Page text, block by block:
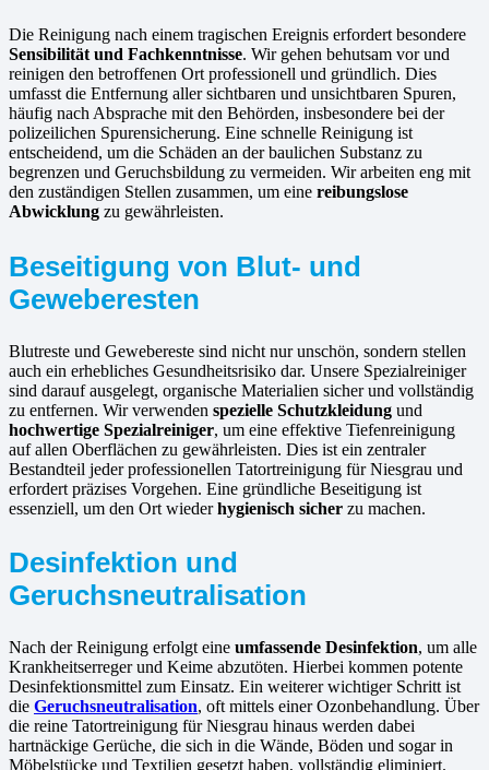
Die Reinigung nach einem tragischen Ereignis erfordert besondere
Sensibilität und Fachkenntnisse. Wir gehen behutsam vor und
reinigen den betroffenen Ort professionell und gründlich. Dies
umfasst die Entfernung aller sichtbaren und unsichtbaren Spuren,
häufig nach Absprache mit den Behörden, insbesondere bei der
polizeilichen Spurensicherung. Eine schnelle Reinigung ist
entscheidend, um die Schäden an der baulichen Substanz zu
begrenzen und Geruchsbildung zu vermeiden. Wir arbeiten eng mit
den zuständigen Stellen zusammen, um eine reibungslose
Abwicklung zu gewährleisten.
Beseitigung von Blut- und
Geweberesten
Blutreste und Gewebereste sind nicht nur unschön, sondern stellen
auch ein erhebliches Gesundheitsrisiko dar. Unsere Spezialreiniger
sind darauf ausgelegt, organische Materialien sicher und vollständig
zu entfernen. Wir verwenden spezielle Schutzkleidung und
hochwertige Spezialreiniger, um eine effektive Tiefenreinigung
auf allen Oberflächen zu gewährleisten. Dies ist ein zentraler
Bestandteil jeder professionellen Tatortreinigung für Niesgrau und
erfordert präzises Vorgehen. Eine gründliche Beseitigung ist
essenziell, um den Ort wiederhygienisch sicher zu machen.
Desinfektion und
Geruchsneutralisation
Nach der Reinigung erfolgt eine umfassende Desinfektion, um alle
Krankheitserreger und Keime abzutöten. Hierbei kommen potente
Desinfektionsmittel zum Einsatz. Ein weiterer wichtiger Schritt ist
die Geruchsneutralisation, oft mittels einer Ozonbehandlung. Über
die reine Tatortreinigung für Niesgrau hinaus werden dabei
hartnäckige Gerüche, die sich in die Wände, Böden und sogar in
Möbelstücke und Textilien gesetzt haben, vollständig eliminiert.